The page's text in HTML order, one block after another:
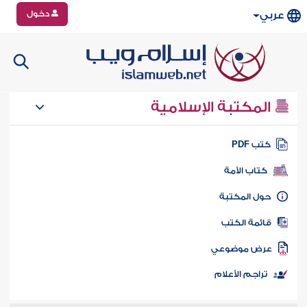
عربي دخول
المكتبة الإسلامية
كتب PDF
كتاب الأمة
المكتبة
الكتب
موضوعي